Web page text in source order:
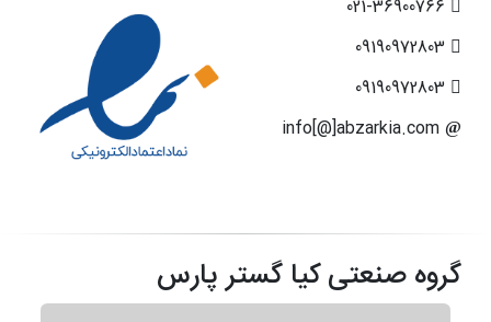
گروه صنعتی کیا گستر پارس